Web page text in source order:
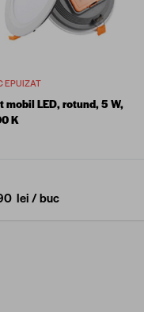
EPUIZAT
mobil LED, rotund, 5 W,
K
lei/ buc